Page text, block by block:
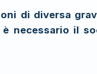
di diversa
necessario il